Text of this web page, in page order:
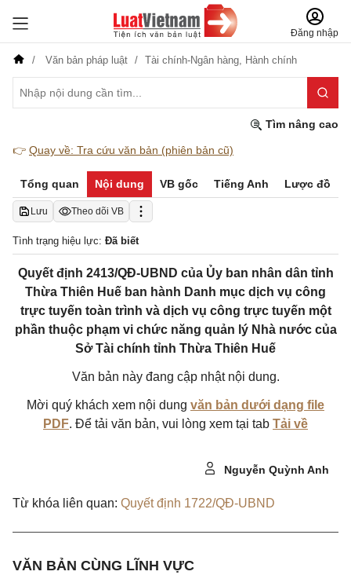
Đăng nhập
Văn bản pháp luật Tài chính-Ngân hàng, Hành chính
Tìm nâng cao
👉 Quay về: Tra cứu văn bản (phiên bản cũ)
Tổng quan Nội dung VB gốc Tiếng Anh Lược đồ
Lưu Theo dõi VB
Tình trạng hiệu lực: Đã biết
Quyết định 2413/QĐ-UBND của Ủy ban nhân dân tỉnh
Thừa Thiên Huế ban hành Danh mục dịch vụ công
trực tuyến toàn trình và dịch vụ công trực tuyến một
phần thuộc phạm vi chức năng quản lý Nhà nước của
Sở Tài chính tỉnh Thừa Thiên Huế
Văn bản này đang cập nhật nội dung.
Mời quý khách xem nội dung văn bản dưới dạng file
PDF. Để tải văn bản, vui lòng xem tại tab Tải về
Nguyễn Quỳnh Anh
Từ khóa liên quan: Quyết định 1722/QĐ-UBND
VĂN BẢN CÙNG LĨNH VỰC